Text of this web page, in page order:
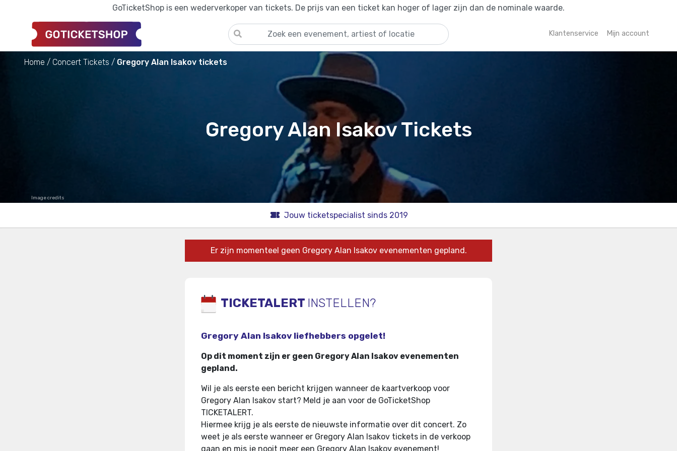
GoTicketShop is een wederverkoper van tickets. De prijs van een ticket kan hoger of lager zijn dan de nominale waarde.
Klantenservice Mijn account
Home Concert Tickets Gregory Alan Isakov tickets
Gregory Alan Isakov Tickets
Image credits
Jouw ticketspecialist sinds 2019
Er zijn momenteel geen Gregory Alan Isakov evenementen gepland.
TICKETALERT INSTELLEN?
Gregory Alan Isakov liefhebbers opgelet!
Op dit moment zijn er geen Gregory Alan Isakov evenementen
gepland.
Wil je als eerste een bericht krijgen wanneer de kaartverkoop voor
Gregory Alan Isakov start? Meld je aan voor de GoTicketShop
TICKETALERT.
Hiermee krijg je als eerste de nieuwste informatie over dit concert. Zo
weet je als eerste wanneer er Gregory Alan Isakov tickets in de verkoop
gaan en mis je nooit meer een Gregory Alan Isakov evenement!